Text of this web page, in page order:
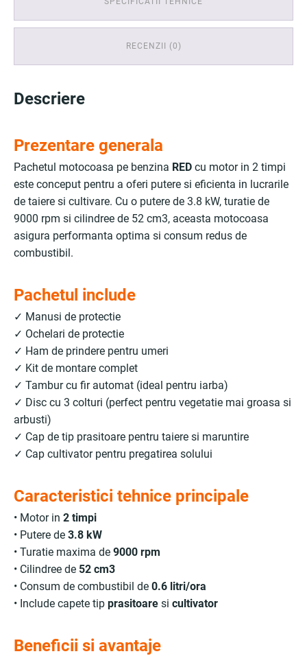
RECENZII (0)
Descriere
Prezentare generala
Pachetul motocoasa pe benzina RED cu motor in 2 timpi
este conceput pentru a oferi putere si eficienta in lucrarile
de taiere si cultivare. Cu o putere de 3.8 kW, turatie de
9000 rpm si cilindree de 52 cm3, aceasta motocoasa
asigura performanta optima si consum redus de
combustibil.
Pachetul include
✓ Manusi de protectie
✓ Ochelari de protectie
✓ Ham de prindere pentru umeri
✓ Kit de montare complet
✓ Tambur cu fir automat (ideal pentru iarba)
✓ Disc cu 3 colturi (perfect pentru vegetatie mai groasa si
arbusti)
✓ Cap de tip prasitoare pentru taiere si maruntire
✓ Cap cultivator pentru pregatirea solului
Caracteristici tehnice principale
• Motor in 2 timpi
• Putere de 3.8 kW
• Turatie maxima de 9000 rpm
• Cilindree de 52 cm3
• Consum de combustibil de 0.6 litri/ora
• Include capete tip prasitoare si cultivator
Beneficii si avantaje